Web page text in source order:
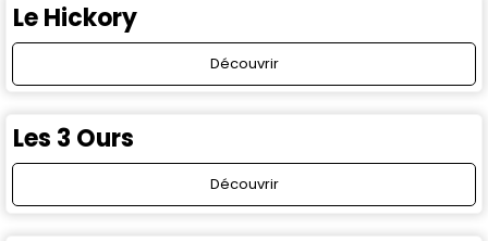
Le Hickory
Découvrir
Les 3 Ours
Découvrir